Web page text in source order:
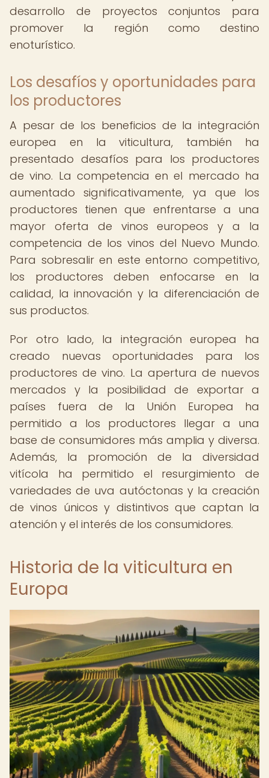
desarrollo de proyectos conjuntos para
promover la región como destino
enoturístico.
Los desafíos y oportunidades para
los productores
A pesar de los beneficios de la integración
europea en la viticultura, también ha
presentado desafíos para los productores
de vino. La competencia en el mercado ha
aumentado significativamente, ya que los
productores tienen que enfrentarse a una
mayor oferta de vinos europeos y a la
competencia de los vinos del Nuevo Mundo.
Para sobresalir en este entorno competitivo,
los productores deben enfocarse en la
calidad, la innovación y la diferenciación de
sus productos.
Por otro lado, la integración europea ha
creado nuevas oportunidades para los
productores de vino. La apertura de nuevos
mercados y la posibilidad de exportar a
países fuera de la Unión Europea ha
permitido a los productores llegar a una
base de consumidores más amplia y diversa.
Además, la promoción de la diversidad
vitícola ha permitido el resurgimiento de
variedades de uva autóctonas y la creación
de vinos únicos y distintivos que captan la
atención y el interés de los consumidores.
Historia de la viticultura en
Europa